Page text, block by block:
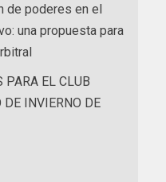
de poderes en el
una propuesta para
PARA EL CLUB
DE INVIERNO DE